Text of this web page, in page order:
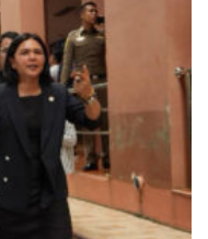
เพื่อไทย
รร.เทพศิรินทร์ นนทบุรี
าทั่วประเทศ-แก้ปมบูล
ยาจิตใจ-ทหารแห่